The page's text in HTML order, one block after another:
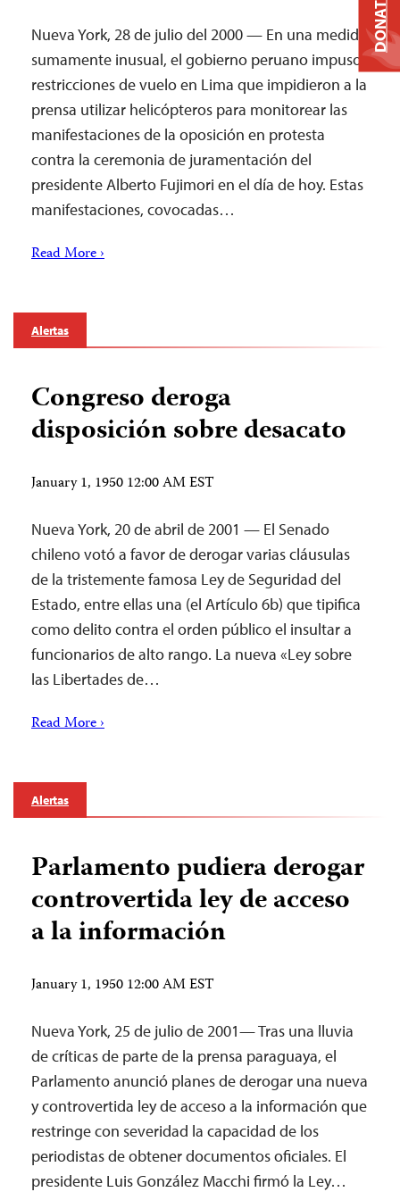
Nueva York, 28 de julio del 2000 — En una medida
sumamente inusual, el gobierno peruano impuso
restricciones de vuelo en Lima que impidieron a la
prensa utilizar helicópteros para monitorear las
manifestaciones de la oposición en protesta
contra la ceremonia de juramentación del
presidente Alberto Fujimori en el día de hoy. Estas
manifestaciones, covocadas…
Read More ›
Alertas
Congreso deroga
disposición sobre desacato
January 1, 1950 12:00 AM EST
Nueva York, 20 de abril de 2001 — El Senado
chileno votó a favor de derogar varias cláusulas
de la tristemente famosa Ley de Seguridad del
Estado, entre ellas una (el Artículo 6b) que tipifica
como delito contra el orden público el insultar a
funcionarios de alto rango. La nueva «Ley sobre
las Libertades de…
Read More ›
Alertas
Parlamento pudiera derogar
controvertida ley de acceso
a la información
January 1, 1950 12:00 AM EST
Nueva York, 25 de julio de 2001— Tras una lluvia
de críticas de parte de la prensa paraguaya, el
Parlamento anunció planes de derogar una nueva
y controvertida ley de acceso a la información que
restringe con severidad la capacidad de los
periodistas de obtener documentos oficiales. El
presidente Luis González Macchi firmó la Ley…
DONATE